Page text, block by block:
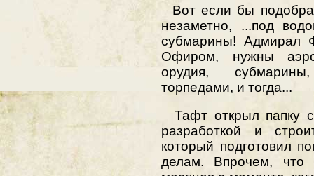
Вот если бы
незаметно, ...под
субмарины! Адмирал
Офиром, нужны
орудия,
торпедами, и тогда...
Тафт открыл папку
разработкой и
который подготовил
делам. Впрочем, что